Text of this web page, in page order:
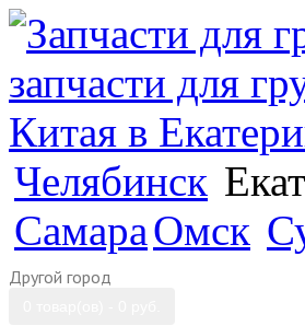
Челябинск
СамараОмск
Другой город